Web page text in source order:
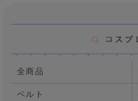
全商品
ベルト